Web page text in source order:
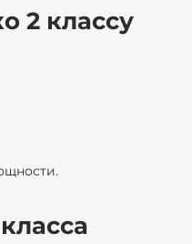
2 классу